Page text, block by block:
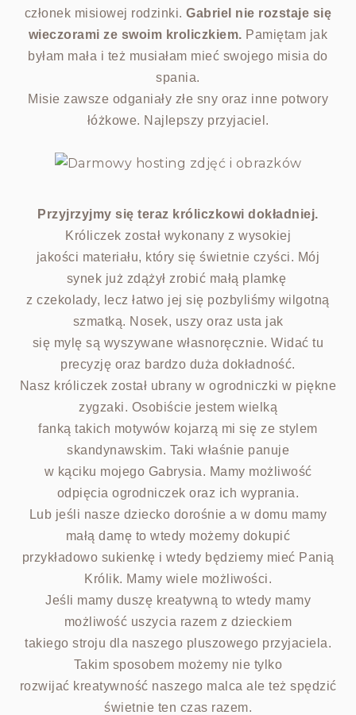
członek misiowej rodzinki. Gabriel nie rozstaje się
wieczorami ze swoim kroliczkiem. Pamiętam jak
byłam mała i też musiałam mieć swojego misia do
spania.
Misie zawsze odganiały złe sny oraz inne potwory
łóżkowe. Najlepszy przyjaciel.
Przyjrzyjmy się teraz króliczkowi dokładniej.
Króliczek został wykonany z wysokiej
jakości materiału, który się świetnie czyści. Mój
synek już zdążył zrobić małą plamkę
z czekolady, lecz łatwo jej się pozbyliśmy wilgotną
szmatką. Nosek, uszy oraz usta jak
się mylę są wyszywane własnoręcznie. Widać tu
precyzję oraz bardzo duża dokładność.
Nasz króliczek został ubrany w ogrodniczki w piękne
zygzaki. Osobiście jestem wielką
fanką takich motywów kojarzą mi się ze stylem
skandynawskim. Taki właśnie panuje
w kąciku mojego Gabrysia. Mamy możliwość
odpięcia ogrodniczek oraz ich wyprania.
Lub jeśli nasze dziecko dorośnie a w domu mamy
małą damę to wtedy możemy dokupić
przykładowo sukienkę i wtedy będziemy mieć Panią
Królik. Mamy wiele możliwości.
Jeśli mamy duszę kreatywną to wtedy mamy
możliwość uszycia razem z dzieckiem
takiego stroju dla naszego pluszowego przyjaciela.
Takim sposobem możemy nie tylko
rozwijać kreatywność naszego malca ale też spędzić
świetnie ten czas razem.